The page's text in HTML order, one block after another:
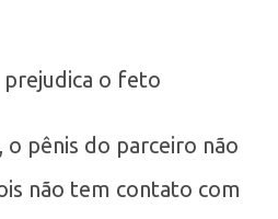
o feto
o pênis do parceiro não
não tem contato com